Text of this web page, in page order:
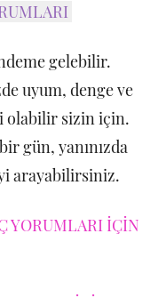
gelebilir.
uyum, denge ve
olabilir sizin için.
gün, yanınızda
arayabilirsiniz.
YORUMLARI İÇİN